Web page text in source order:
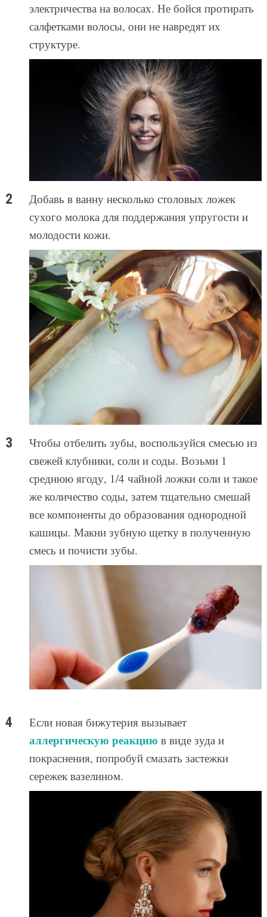
электричества на волосах. Не бойся протирать
салфетками волосы, они не навредят их
структуре.
Добавь в ванну несколько столовых ложек
сухого молока для поддержания упругости и
молодости кожи.
Чтобы отбелить зубы, воспользуйся смесью из
свежей клубники, соли и соды. Возьми 1
среднюю ягоду, 1/4 чайной ложки соли и такое
же количество соды, затем тщательно смешай
все компоненты до образования однородной
кашицы. Макни зубную щетку в полученную
смесь и почисти зубы.
Если новая бижутерия вызывает
аллергическую реакцию в виде зуда и
покраснения, попробуй смазать застежки
сережек вазелином.